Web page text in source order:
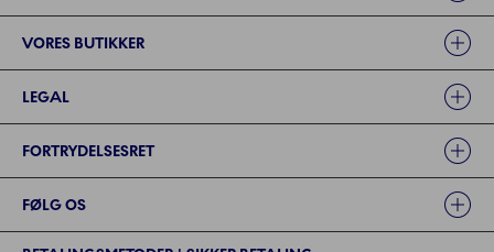
VORES BUTIKKER
LEGAL
FORTRYDELSESRET
FØLG OS